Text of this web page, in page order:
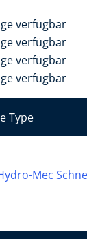
verfügbar
verfügbar
verfügbar
verfügbar
Type
Mec